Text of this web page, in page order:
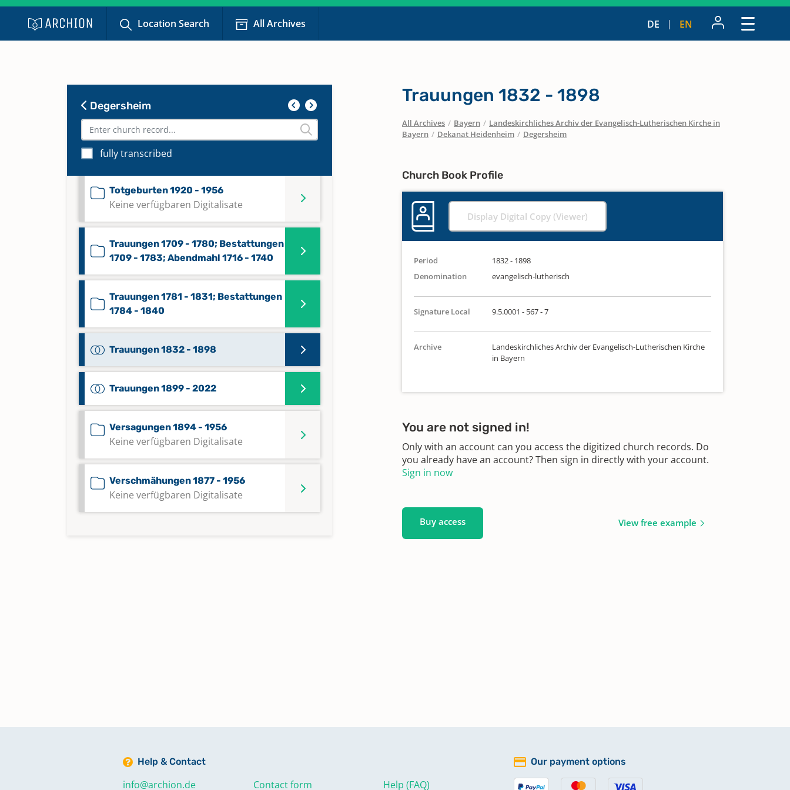
Location Search All Archives DE EN
Degersheim
fully transcribed
Taufen 1822 - 1898
Taufen 1899 - 1990
Taufen 1991 - 2022
Totgeburten 1884 - 1929
Keine verfügbaren Digitalisate
Totgeburten 1920 - 1956
Keine verfügbaren Digitalisate
Trauungen 1709 - 1780; Bestattungen
1709 - 1783; Abendmahl 1716 - 1740
Trauungen 1781 - 1831; Bestattungen
1784 - 1840
Trauungen 1832 - 1898
Trauungen 1899 - 2022
Versagungen 1894 - 1956
Keine verfügbaren Digitalisate
Verschmähungen 1877 - 1956
Keine verfügbaren Digitalisate
Trauungen 1832 - 1898
All Archives / Bayern / Landeskirchliches Archiv der Evangelisch-Lutherischen Kirche in
Bayern / Dekanat Heidenheim / Degersheim
Church Book Profile
Display Digital Copy (Viewer)
Period
1832 - 1898
Denomination
evangelisch-lutherisch
Signature Local 9.5.0001 - 567 - 7
Archive
Landeskirchliches Archiv der Evangelisch-Lutherischen Kirche
in Bayern
You are not signed in!
Only with an account can you access the digitized church records. Do
you already have an account? Then sign in directly with your account.
Sign in now
Buy access View free example
Help & Contact
info@archion.de Contact form Help (FAQ)
Our payment options